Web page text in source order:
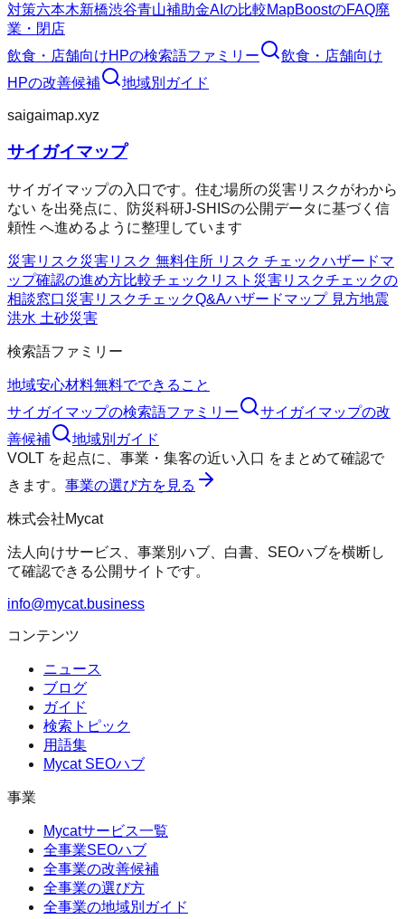
対策六本木新橋渋谷青山補助金AIの比較MapBoostのFAQ廃
業・閉店
飲食・店舗向けHPの検索語ファミリー
飲食・店舗向け
HPの改善候補 地域別ガイド
saigaimap.xyz
サイガイマップ
サイガイマップの入口です。住む場所の災害リスクがわから
ない を出発点に、防災科研J-SHISの公開データに基づく信
頼性 へ進めるように整理しています
災害リスク災害リスク 無料住所 リスク チェックハザードマ
ップ確認の進め方比較チェックリスト 災害リスクチェックの
相談窓口災害リスクチェックQ&Aハザードマップ 見方地震
洪水 土砂災害
検索語ファミリー
地域安心材料無料でできること
サイガイマップの検索語ファミリー サイガイマップの改
善候補
地域別ガイド
VOLT を起点に、 事業・集客の近い入口 をまとめて確認で
きます。 事業の選び方を見る
株式会社Mycat
法人向けサービス、事業別ハブ、白書、SEOハブを横断し
て確認できる公開サイトです。
info@mycat.business
コンテンツ
ニュース
ブログ
ガイド
検索トピック
用語集
Mycat SEOハブ
事業
Mycatサービス一覧
全事業SEOハブ
全事業の改善候補
全事業の選び方
全事業の地域別ガイド